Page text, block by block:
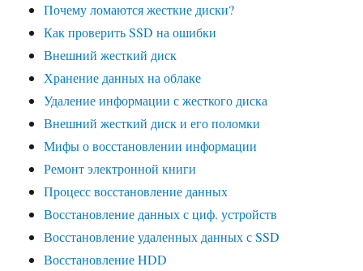
Почему ломаются жесткие диски?
Как проверить SSD на ошибки
Внешний жесткий диск
Хранение данных на облаке
Удаление информации с жесткого диска
Внешний жесткий диск и его поломки
Мифы о восстановлении информации
Ремонт электронной книги
Процесс восстановление данных
Восстановление данных с циф. устройств
Восстановление удаленных данных с SSD
Восстановление HDD